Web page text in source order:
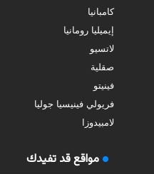
كامبانيا
إيميليا رومانيا
لاتسيو
صقلية
فينيتو
فريولي فينيسيا جوليا
لامبيدوزا
مواقع قد تفيدك